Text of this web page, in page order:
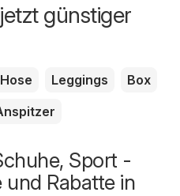
günstiger
Hose Leggings
Box
Sport -
Rabatte in